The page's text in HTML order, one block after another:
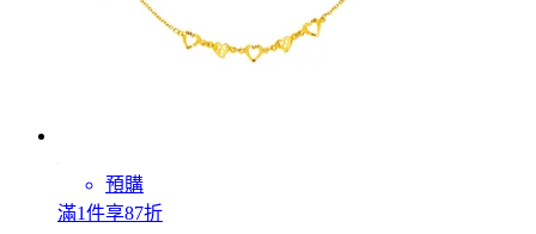
預購
滿1件享87折